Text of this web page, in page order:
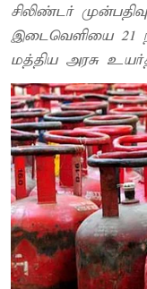
சிலிண்டர்
இடைவெளியை 21
மத்திய அரசு